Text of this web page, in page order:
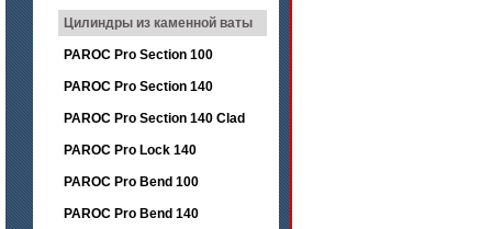
Цилиндры из каменной ваты
PAROC Pro Section 100
PAROC Pro Section 140
PAROC Pro Section 140 Clad
PAROC Pro Lock 140
PAROC Pro Bend 100
PAROC Pro Bend 140